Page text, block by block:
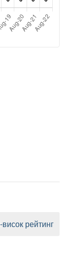
рейтинг